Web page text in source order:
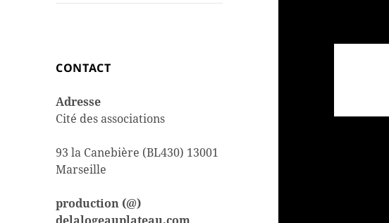
CONTACT
Adresse
Cité des associations
93 la Canebière (BL430) 13001
Marseille
production (@)